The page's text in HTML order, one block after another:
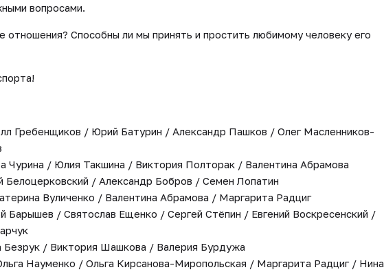
вопросами.
отношения? Способны ли мы принять и простить любимому человеку его
Гребенщиков / Юрий Батурин / Александр Пашков / Олег Масленников-
Чурина / Юлия Такшина / Виктория Полторак / Валентина Абрамова
Белоцерковский / Александр Бобров / Семен Лопатин
Вуличенко / Валентина Абрамова / Маргарита Радциг
Барышев / Святослав Ещенко / Сергей Стёпин / Евгений Воскресенский /
Безрук / Виктория Шашкова / Валерия Бурдужа
Науменко / Ольга Кирсанова-Миропольская / Маргарита Радциг / Нина